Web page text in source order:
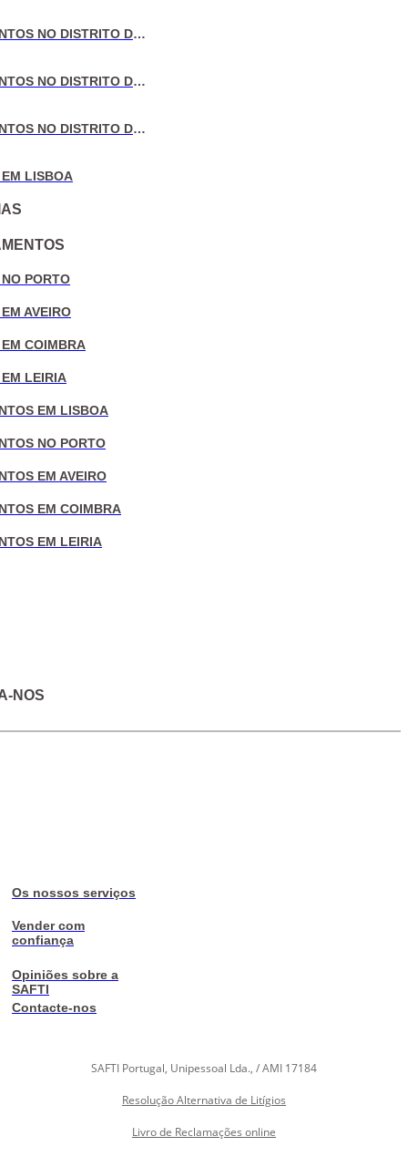
VENDA DE APARTAMENTOS NO DISTRITO DE AVEIRO
VENDA DE APARTAMENTOS NO DISTRITO DE COIMBRA
VENDA DE APARTAMENTOS NO DISTRITO DE LEIRIA
LISBOA
PORTO
AVEIRO
COIMBRA
LEIRIA
EM LISBOA
NO PORTO
EM AVEIRO
EM COIMBRA
EM LEIRIA
NOS
Os nossos serviços
Vender com
confiança
Opiniões sobre a
SAFTI
Contacte-nos
SAFTI Portugal, Unipessoal Lda., / AMI 17184
Resolução Alternativa de Litígios
Livro de Reclamações online